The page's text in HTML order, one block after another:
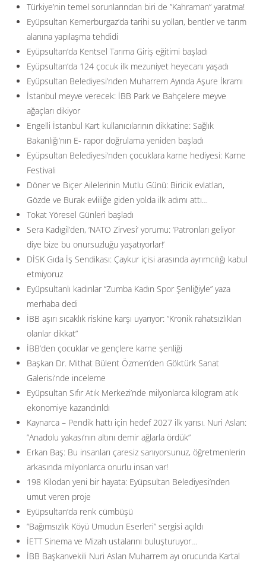
Türkiye’nin temel sorunlarından biri de ”Kahraman” yaratma!
Eyüpsultan Kemerburgaz’da tarihi su yolları, bentler ve tarım
alanına yapılaşma tehdidi
Eyüpsultan’da Kentsel Tarıma Giriş eğitimi başladı
Eyüpsultan’da 124 çocuk ilk mezuniyet heyecanı yaşadı
Eyüpsultan Belediyesi’nden Muharrem Ayında Aşure İkramı
İstanbul meyve verecek: İBB Park ve Bahçelere meyve
ağaçları dikiyor
Engelli İstanbul Kart kullanıcılarının dikkatine: Sağlık
Bakanlığı’nın E- rapor doğrulama yeniden başladı
Eyüpsultan Belediyesi’nden çocuklara karne hediyesi: Karne
Festivali
Döner ve Biçer Ailelerinin Mutlu Günü: Biricik evlatları,
Gözde ve Burak evliliğe giden yolda ilk adımı attı…
Tokat Yöresel Günleri başladı
Sera Kadıgil’den, ‘NATO Zirvesi’ yorumu: ‘Patronları geliyor
diye bize bu onursuzluğu yaşatıyorlar!’
DİSK Gıda İş Sendikası: Çaykur içisi arasında ayrımcılığı kabul
etmiyoruz
Eyüpsultanlı kadınlar “Zumba Kadın Spor Şenliğiyle” yaza
merhaba dedi
İBB aşırı sıcaklık riskine karşı uyarıyor: ”Kronik rahatsızlıkları
olanlar dikkat”
İBB’den çocuklar ve gençlere karne şenliği
Başkan Dr. Mithat Bülent Özmen’den Göktürk Sanat
Galerisi’nde inceleme
Eyüpsultan Sıfır Atık Merkezi’nde milyonlarca kilogram atık
ekonomiye kazandırıldı
Kaynarca – Pendik hattı için hedef 2027 ilk yarısı. Nuri Aslan:
”Anadolu yakası’nın altını demir ağlarla ördük”
Erkan Baş: Bu insanları çaresiz sanıyorsunuz, öğretmenlerin
arkasında milyonlarca onurlu insan var!
198 Kilodan yeni bir hayata: Eyüpsultan Belediyesi’nden
umut veren proje
Eyüpsultan’da renk cümbüşü
“Bağımsızlık Köyü Umudun Eserleri” sergisi açıldı
İETT Sinema ve Mizah ustalarını buluşturuyor…
İBB Başkanvekili Nuri Aslan Muharrem ayı orucunda Kartal